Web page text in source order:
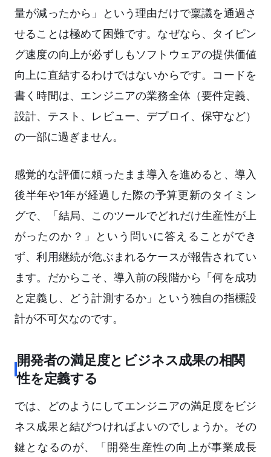
量が減ったから」という理由だけで稟議を通過さ
せることは極めて困難です。なぜなら、タイピン
グ速度の向上が必ずしもソフトウェアの提供価値
向上に直結するわけではないからです。コードを
書く時間は、エンジニアの業務全体（要件定義、
設計、テスト、レビュー、デプロイ、保守など）
の一部に過ぎません。
感覚的な評価に頼ったまま導入を進めると、導入
後半年や1年が経過した際の予算更新のタイミン
グで、「結局、このツールでどれだけ生産性が上
がったのか？」という問いに答えることができ
ず、利用継続が危ぶまれるケースが報告されてい
ます。だからこそ、導入前の段階から「何を成功
と定義し、どう計測するか」という独自の指標設
計が不可欠なのです。
開発者の満足度とビジネス成果の相関
性を定義する
では、どのようにしてエンジニアの満足度をビジ
ネス成果と結びつければよいのでしょうか。その
鍵となるのが、「開発生産性の向上が事業成長